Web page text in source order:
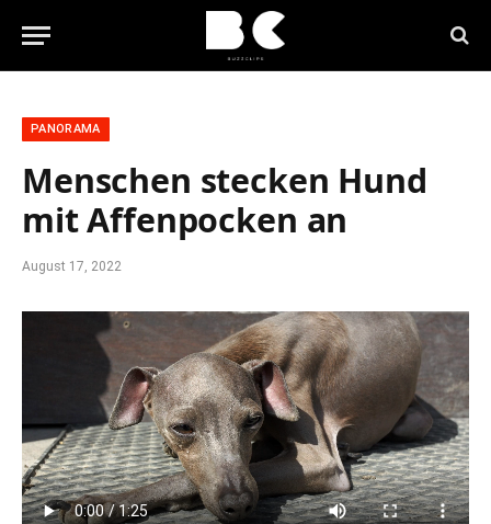
PANORAMA
Menschen stecken Hund
mit Affenpocken an
August 17, 2022